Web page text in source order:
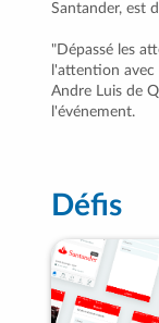
Santander, est
"Dépassé les
l'attention
Andre Luis de
l'événement.
Défis